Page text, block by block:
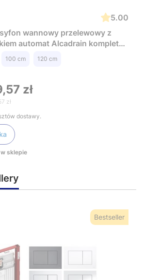
5.00
wannowy przelewowy z
automat Alcadrain kompletny
100 cm 120 cm
zł
zł
dostawy.
sklepie
Bestseller